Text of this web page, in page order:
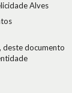
Alves
deste documento